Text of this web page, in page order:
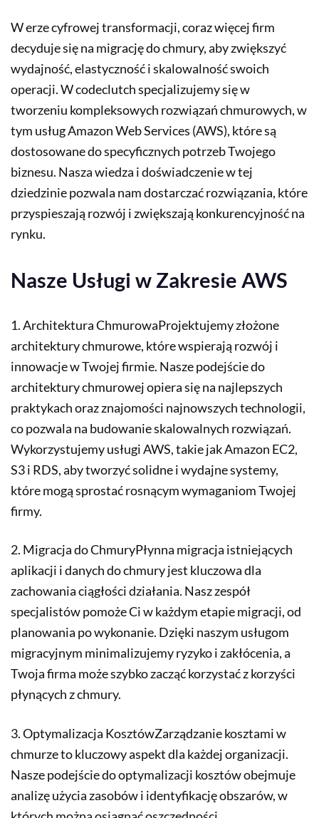
W erze cyfrowej transformacji, coraz więcej firm
decyduje się na migrację do chmury, aby zwiększyć
wydajność, elastyczność i skalowalność swoich
operacji. W codeclutch specjalizujemy się w
tworzeniu kompleksowych rozwiązań chmurowych, w
tym usług Amazon Web Services (AWS), które są
dostosowane do specyficznych potrzeb Twojego
biznesu. Nasza wiedza i doświadczenie w tej
dziedzinie pozwala nam dostarczać rozwiązania, które
przyspieszają rozwój i zwiększają konkurencyjność na
rynku.
Nasze Usługi w Zakresie AWS
1. Architektura ChmurowaProjektujemy złożone
architektury chmurowe, które wspierają rozwój i
innowacje w Twojej firmie. Nasze podejście do
architektury chmurowej opiera się na najlepszych
praktykach oraz znajomości najnowszych technologii,
co pozwala na budowanie skalowalnych rozwiązań.
Wykorzystujemy usługi AWS, takie jak Amazon EC2,
S3 i RDS, aby tworzyć solidne i wydajne systemy,
które mogą sprostać rosnącym wymaganiom Twojej
firmy.
2. Migracja do ChmuryPłynna migracja istniejących
aplikacji i danych do chmury jest kluczowa dla
zachowania ciągłości działania. Nasz zespół
specjalistów pomoże Ci w każdym etapie migracji, od
planowania po wykonanie. Dzięki naszym usługom
migracyjnym minimalizujemy ryzyko i zakłócenia, a
Twoja firma może szybko zacząć korzystać z korzyści
płynących z chmury.
3. Optymalizacja KosztówZarządzanie kosztami w
chmurze to kluczowy aspekt dla każdej organizacji.
Nasze podejście do optymalizacji kosztów obejmuje
analizę użycia zasobów i identyfikację obszarów, w